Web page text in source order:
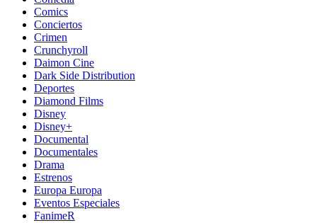
Comics
Conciertos
Crimen
Crunchyroll
Daimon Cine
Dark Side Distribution
Deportes
Diamond Films
Disney
Disney+
Documental
Documentales
Drama
Estrenos
Europa Europa
Eventos Especiales
FanimeR